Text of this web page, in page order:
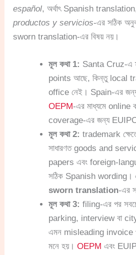
español, অর্থাৎ Spanish
productos y servicios-এর সঠিক
sworn translation-এর বিষয় নয়।
মূল কথা 1: Santa Cruz-এ
points আছে, কিন্তু local
office নেই। Spain-এর
OEPM-এর মাধ্যমে
coverage-এর জন্য EUIPO
মূল কথা 2: trademark
সাধারণত goods and
papers এবং foreign-
সঠিক Spanish wording।
sworn translation-এর
মূল কথা 3: filing-এর পর
parking, interview বা
এমন misleading invoice
মনে হয়।OEPM এবং